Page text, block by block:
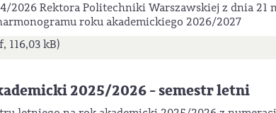
2026 Rektora Politechniki Warszawskiej z dnia 21
roku akademickiego 2026/2027
116,03 kB)
2025/2026 - semestr letni